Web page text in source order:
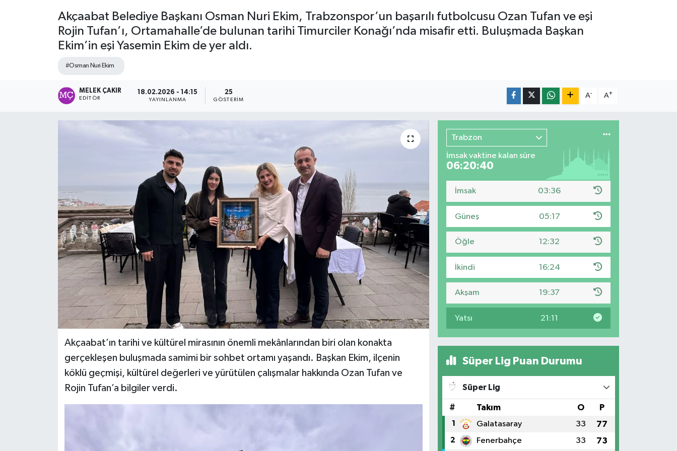
Akçaabat Belediye Başkanı Osman Nuri Ekim, Trabzonspor’un başarılı futbolcusu Ozan Tufan ve eşi
Rojin Tufan’ı, Ortamahalle’de bulunan tarihi Timurciler Konağı’nda misafir etti. Buluşmada Başkan
Ekim’in eşi Yasemin Ekim de yer aldı.
#Osman Nuri Ekim
MELEK ÇAKIR
EDITÖR
18.02.2026 - 14:15
YAYINLANMA
25
GÖSTERIM
A- A+
Akçaabat’ın tarihi ve kültürel mirasının önemli mekânlarından biri olan konakta
gerçekleşen buluşmada samimi bir sohbet ortamı yaşandı. Başkan Ekim, ilçenin
köklü geçmişi, kültürel değerleri ve yürütülen çalışmalar hakkında Ozan Tufan ve
Rojin Tufan’a bilgiler verdi.
Trabzon
İmsak vaktine kalan süre
06:20:38
İmsak 03:36
Güneş 05:17
Öğle 12:32
İkindi 16:24
Akşam 19:37
Yatsı 21:11
Süper Lig Puan Durumu
Süper Lig
# Takım O P
1 Galatasaray 33 77
2 Fenerbahçe 33 73